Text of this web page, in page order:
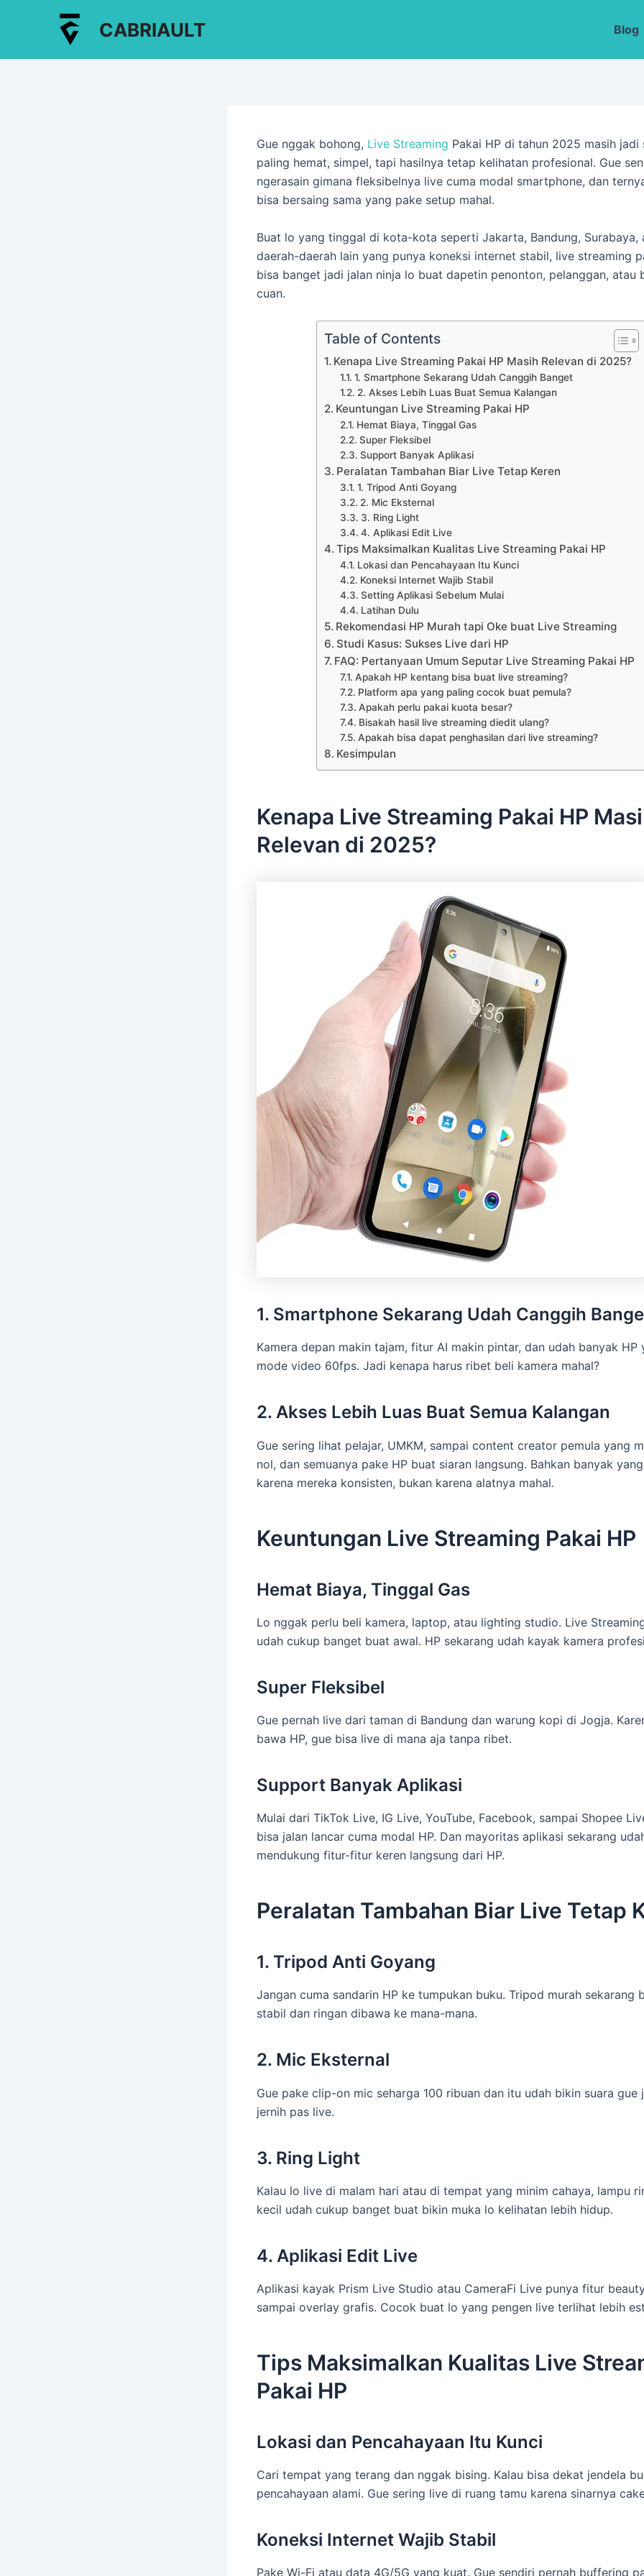
CABRIAULT Blog
Gue nggak bohong, Live Streaming Pakai HP di tahun 2025 masih jadi
paling hemat, simpel, tapi hasilnya tetap kelihatan profesional. Gue
ngerasain gimana fleksibelnya live cuma modal smartphone, dan
bisa bersaing sama yang pake setup mahal.
Buat lo yang tinggal di kota-kota seperti Jakarta, Bandung, Surabaya,
daerah-daerah lain yang punya koneksi internet stabil, live streaming
bisa banget jadi jalan ninja lo buat dapetin penonton, pelanggan, atau
cuan.
Table of Contents
Kenapa Live Streaming Pakai HP Masih Relevan di 2025?
1. Smartphone Sekarang Udah Canggih Banget
2. Akses Lebih Luas Buat Semua Kalangan
Keuntungan Live Streaming Pakai HP
Hemat Biaya, Tinggal Gas
Super Fleksibel
Support Banyak Aplikasi
Peralatan Tambahan Biar Live Tetap Keren
1. Tripod Anti Goyang
2. Mic Eksternal
3. Ring Light
4. Aplikasi Edit Live
Tips Maksimalkan Kualitas Live Streaming Pakai HP
Lokasi dan Pencahayaan Itu Kunci
Koneksi Internet Wajib Stabil
Setting Aplikasi Sebelum Mulai
Latihan Dulu
Rekomendasi HP Murah tapi Oke buat Live Streaming
Studi Kasus: Sukses Live dari HP
FAQ: Pertanyaan Umum Seputar Live Streaming Pakai HP
Apakah HP kentang bisa buat live streaming?
Platform apa yang paling cocok buat pemula?
Apakah perlu pakai kuota besar?
Bisakah hasil live streaming diedit ulang?
Apakah bisa dapat penghasilan dari live streaming?
Kesimpulan
Kenapa Live Streaming Pakai HP
Relevan di 2025?
1. Smartphone Sekarang Udah Canggih
Kamera depan makin tajam, fitur AI makin pintar, dan udah banyak HP
mode video 60fps. Jadi kenapa harus ribet beli kamera mahal?
2. Akses Lebih Luas Buat Semua Kalangan
Gue sering lihat pelajar, UMKM, sampai content creator pemula yang
nol, dan semuanya pake HP buat siaran langsung. Bahkan banyak
karena mereka konsisten, bukan karena alatnya mahal.
Keuntungan Live Streaming Pakai HP
Hemat Biaya, Tinggal Gas
Lo nggak perlu beli kamera, laptop, atau lighting studio. Live
udah cukup banget buat awal. HP sekarang udah kayak kamera
Super Fleksibel
Gue pernah live dari taman di Bandung dan warung kopi di Jogja.
bawa HP, gue bisa live di mana aja tanpa ribet.
Support Banyak Aplikasi
Mulai dari TikTok Live, IG Live, YouTube, Facebook, sampai Shopee
bisa jalan lancar cuma modal HP. Dan mayoritas aplikasi sekarang
mendukung fitur-fitur keren langsung dari HP.
Peralatan Tambahan Biar Live Tetap
1. Tripod Anti Goyang
Jangan cuma sandarin HP ke tumpukan buku. Tripod murah sekarang
stabil dan ringan dibawa ke mana-mana.
2. Mic Eksternal
Gue pake clip-on mic seharga 100 ribuan dan itu udah bikin suara gue
jernih pas live.
3. Ring Light
Kalau lo live di malam hari atau di tempat yang minim cahaya, lampu
kecil udah cukup banget buat bikin muka lo kelihatan lebih hidup.
4. Aplikasi Edit Live
Aplikasi kayak Prism Live Studio atau CameraFi Live punya fitur
sampai overlay grafis. Cocok buat lo yang pengen live terlihat lebih
Tips Maksimalkan Kualitas Live
Pakai HP
Lokasi dan Pencahayaan Itu Kunci
Cari tempat yang terang dan nggak bising. Kalau bisa dekat jendela
pencahayaan alami. Gue sering live di ruang tamu karena sinarnya
Koneksi Internet Wajib Stabil
Pake Wi-Fi atau data 4G/5G yang kuat. Gue sendiri pernah buffering